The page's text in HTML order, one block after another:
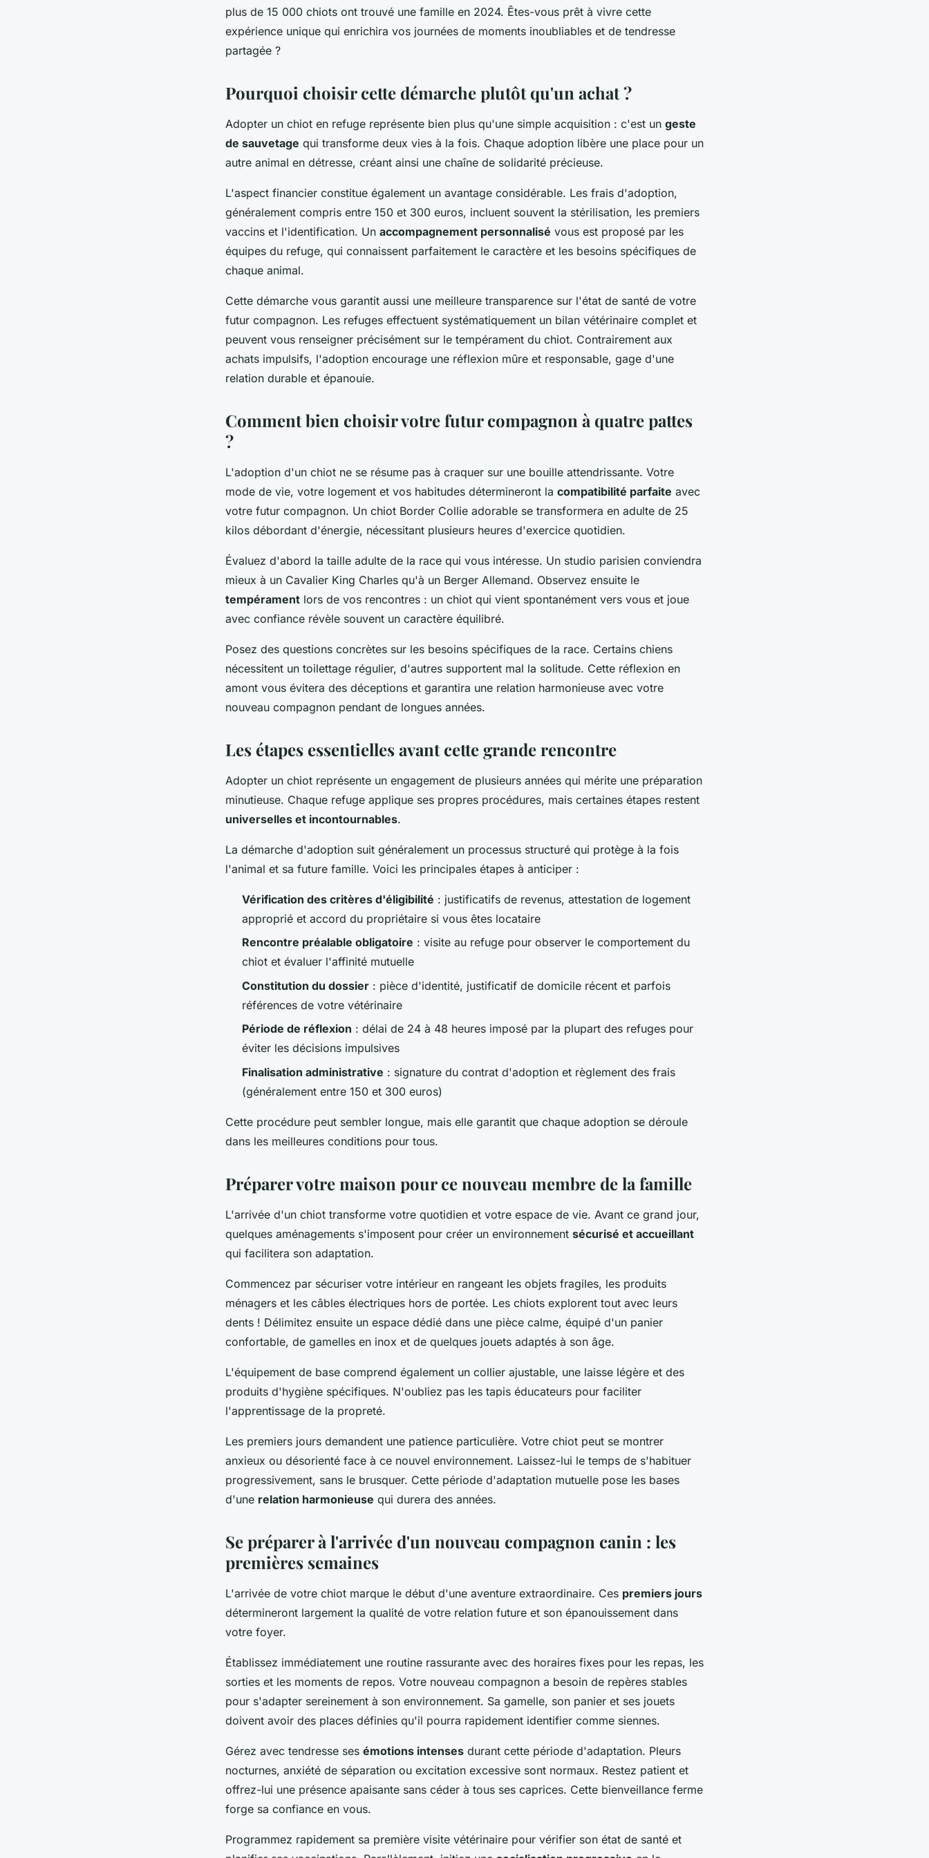
plus de 15 000 chiots ont trouvé une famille en 2024. Êtes-vous prêt à vivre cette
expérience unique qui enrichira vos journées de moments inoubliables et de tendresse
partagée ?
Pourquoi choisir cette démarche plutôt qu'un achat ?
Adopter un chiot en refuge représente bien plus qu'une simple acquisition : c'est un geste
de sauvetage qui transforme deux vies à la fois. Chaque adoption libère une place pour un
autre animal en détresse, créant ainsi une chaîne de solidarité précieuse.
L'aspect financier constitue également un avantage considérable. Les frais d'adoption,
généralement compris entre 150 et 300 euros, incluent souvent la stérilisation, les premiers
vaccins et l'identification. Un accompagnement personnalisé vous est proposé par les
équipes du refuge, qui connaissent parfaitement le caractère et les besoins spécifiques de
chaque animal.
Cette démarche vous garantit aussi une meilleure transparence sur l'état de santé de votre
futur compagnon. Les refuges effectuent systématiquement un bilan vétérinaire complet et
peuvent vous renseigner précisément sur le tempérament du chiot. Contrairement aux
achats impulsifs, l'adoption encourage une réflexion mûre et responsable, gage d'une
relation durable et épanouie.
Comment bien choisir votre futur compagnon à quatre pattes
?
L'adoption d'un chiot ne se résume pas à craquer sur une bouille attendrissante. Votre
mode de vie, votre logement et vos habitudes détermineront la compatibilité parfaite avec
votre futur compagnon. Un chiot Border Collie adorable se transformera en adulte de 25
kilos débordant d'énergie, nécessitant plusieurs heures d'exercice quotidien.
Évaluez d'abord la taille adulte de la race qui vous intéresse. Un studio parisien conviendra
mieux à un Cavalier King Charles qu'à un Berger Allemand. Observez ensuite le
tempérament lors de vos rencontres : un chiot qui vient spontanément vers vous et joue
avec confiance révèle souvent un caractère équilibré.
Posez des questions concrètes sur les besoins spécifiques de la race. Certains chiens
nécessitent un toilettage régulier, d'autres supportent mal la solitude. Cette réflexion en
amont vous évitera des déceptions et garantira une relation harmonieuse avec votre
nouveau compagnon pendant de longues années.
Les étapes essentielles avant cette grande rencontre
Adopter un chiot représente un engagement de plusieurs années qui mérite une préparation
minutieuse. Chaque refuge applique ses propres procédures, mais certaines étapes restent
universelles et incontournables.
La démarche d'adoption suit généralement un processus structuré qui protège à la fois
l'animal et sa future famille. Voici les principales étapes à anticiper :
Vérification des critères d'éligibilité : justificatifs de revenus, attestation de logement
approprié et accord du propriétaire si vous êtes locataire
Rencontre préalable obligatoire : visite au refuge pour observer le comportement du
chiot et évaluer l'affinité mutuelle
Constitution du dossier : pièce d'identité, justificatif de domicile récent et parfois
références de votre vétérinaire
Période de réflexion : délai de 24 à 48 heures imposé par la plupart des refuges pour
éviter les décisions impulsives
Finalisation administrative : signature du contrat d'adoption et règlement des frais
(généralement entre 150 et 300 euros)
Cette procédure peut sembler longue, mais elle garantit que chaque adoption se déroule
dans les meilleures conditions pour tous.
Préparer votre maison pour ce nouveau membre de la famille
L'arrivée d'un chiot transforme votre quotidien et votre espace de vie. Avant ce grand jour,
quelques aménagements s'imposent pour créer un environnement sécurisé et accueillant
qui facilitera son adaptation.
Commencez par sécuriser votre intérieur en rangeant les objets fragiles, les produits
ménagers et les câbles électriques hors de portée. Les chiots explorent tout avec leurs
dents ! Délimitez ensuite un espace dédié dans une pièce calme, équipé d'un panier
confortable, de gamelles en inox et de quelques jouets adaptés à son âge.
L'équipement de base comprend également un collier ajustable, une laisse légère et des
produits d'hygiène spécifiques. N'oubliez pas les tapis éducateurs pour faciliter
l'apprentissage de la propreté.
Les premiers jours demandent une patience particulière. Votre chiot peut se montrer
anxieux ou désorienté face à ce nouvel environnement. Laissez-lui le temps de s'habituer
progressivement, sans le brusquer. Cette période d'adaptation mutuelle pose les bases
d'une relation harmonieuse qui durera des années.
Se préparer à l'arrivée d'un nouveau compagnon canin : les
premières semaines
L'arrivée de votre chiot marque le début d'une aventure extraordinaire. Ces premiers jours
détermineront largement la qualité de votre relation future et son épanouissement dans
votre foyer.
Établissez immédiatement une routine rassurante avec des horaires fixes pour les repas, les
sorties et les moments de repos. Votre nouveau compagnon a besoin de repères stables
pour s'adapter sereinement à son environnement. Sa gamelle, son panier et ses jouets
doivent avoir des places définies qu'il pourra rapidement identifier comme siennes.
Gérez avec tendresse ses émotions intenses durant cette période d'adaptation. Pleurs
nocturnes, anxiété de séparation ou excitation excessive sont normaux. Restez patient et
offrez-lui une présence apaisante sans céder à tous ses caprices. Cette bienveillance ferme
forge sa confiance en vous.
Programmez rapidement sa première visite vétérinaire pour vérifier son état de santé et